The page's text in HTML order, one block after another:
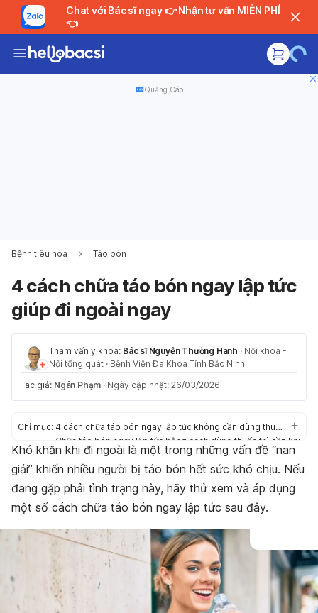
Chat với Bác sĩ ngay 👉 Nhận tư vấn MIỄN PHÍ
👈
Quảng Cáo
Bệnh tiêu hóa Táo bón
4 cách chữa táo bón ngay lập tức
giúp đi ngoài ngay
Tham vấn y khoa: Bác sĩ Nguyễn Thường Hanh · Nội khoa -
Nội tổng quát · Bệnh Viện Đa Khoa Tỉnh Bắc Ninh
Tác giả: Ngân Phạm · Ngày cập nhật: 26/03/2026
Chỉ mục:
4 cách chữa táo bón ngay lập tức không cần dùng thuốc
Chữa táo bón ngay lập tức bằng cách dùng thuốc thì cần lưu
ý gì?
Khó khăn khi đi ngoài là một trong những vấn đề “nan
giải” khiến nhiều người bị táo bón hết sức khó chịu. Nếu
đang gặp phải tình trạng này, hãy thử xem và áp dụng
một số cách chữa táo bón ngay lập tức sau đây.